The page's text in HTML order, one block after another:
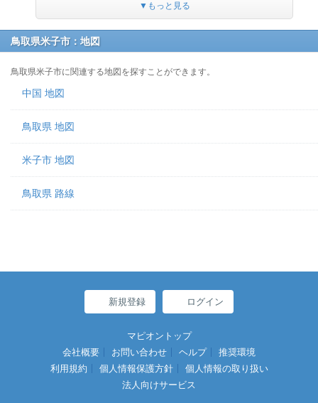
▼もっと見る
鳥取県米子市：地図
鳥取県米子市に関連する地図を探すことができます。
中国 地図
鳥取県 地図
米子市 地図
鳥取県 路線
新規登録 ログイン
マピオントップ
会社概要
お問い合わせ ヘルプ
推奨環境
利用規約
個人情報保護方針
個人情報の取り扱い
法人向けサービス